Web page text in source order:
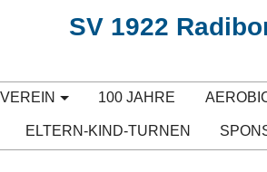
SV 1922
VEREIN 100 JAHRE
ELTERN-KIND-TURNEN